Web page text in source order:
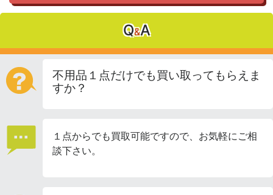
Q&A
不用品１点だけでも買い取ってもらえま
すか？
１点からでも買取可能ですので、お気軽にご相
談下さい。